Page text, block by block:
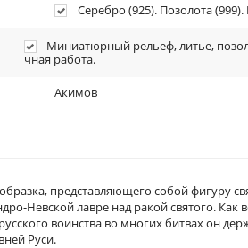
Серебро (925). Позолота
Миниатюрный рельеф, литье,
чная работа.
Акимов
представляющего собой фигуру
Невской лавре над ракой святого.
воинства во многих битвах он
Руси.